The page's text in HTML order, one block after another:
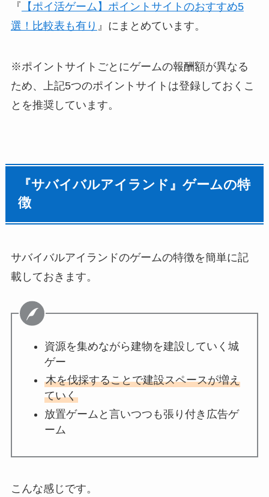
『 【ポイ活ゲーム】ポイントサイトのおすすめ5
選！比較表も有り 』にまとめています。
※ポイントサイトごとにゲームの報酬額が異なる
ため、上記5つのポイントサイトは登録しておくこ
とを推奨しています。
『サバイバルアイランド』ゲームの特
徴
サバイバルアイランドのゲームの特徴を簡単に記
載しておきます。
資源を集めながら建物を建設していく城
ゲー
木を伐採することで建設スペースが増え
ていく
放置ゲームと言いつつも張り付き広告ゲ
ーム
こんな感じです。